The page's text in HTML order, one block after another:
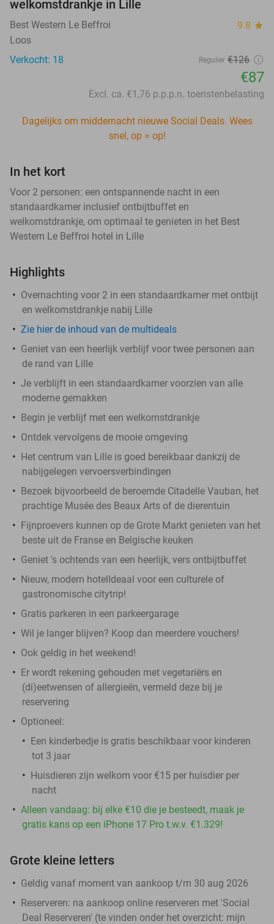
welkomstdrankje in Lille
Best Western Le Beffroi 9.8 star
Loos
Verkocht: 18
Regulier €126
€87
Excl. ca. €1,76 p.p.p.n. toeristenbelasting
Dagelijks om middernacht nieuwe Social Deals. Wees
snel, op = op!
In het kort
Voor 2 personen: een ontspannende nacht in een
standaardkamer inclusief ontbijtbuffet en
welkomstdrankje, om optimaal te genieten in het Best
Western Le Beffroi hotel in Lille
Highlights
Overnachting voor 2 in een standaardkamer met ontbijt
en welkomstdrankje nabij Lille
Zie hier de inhoud van de multideals
Geniet van een heerlijk verblijf voor twee personen aan
de rand van Lille
Je verblijft in een standaardkamer voorzien van alle
moderne gemakken
Begin je verblijf met een welkomstdrankje
Ontdek vervolgens de mooie omgeving
Het centrum van Lille is goed bereikbaar dankzij de
nabijgelegen vervoersverbindingen
Bezoek bijvoorbeeld de beroemde Citadelle Vauban, het
prachtige Musée des Beaux Arts of de dierentuin
Fijnproevers kunnen op de Grote Markt genieten van het
beste uit de Franse en Belgische keuken
Geniet 's ochtends van een heerlijk, vers ontbijtbuffet
Nieuw, modern hotelIdeaal voor een culturele of
gastronomische citytrip!
Gratis parkeren in een parkeergarage
Wil je langer blijven? Koop dan meerdere vouchers!
Ook geldig in het weekend!
Er wordt rekening gehouden met vegetariërs en
(di)eetwensen of allergieën, vermeld deze bij je
reservering
Optioneel:
Een kinderbedje is gratis beschikbaar voor kinderen
tot 3 jaar
Huisdieren zijn welkom voor €15 per huisdier per
nacht
Alleen vandaag: bij elke €10 die je besteedt, maak je
gratis kans op een iPhone 17 Pro t.w.v. €1.329!
Grote kleine letters
Geldig vanaf moment van aankoop t/m 30 aug 2026
Reserveren: na aankoop online reserveren met 'Social
Deal Reserveren' (te vinden onder het overzicht: mijn